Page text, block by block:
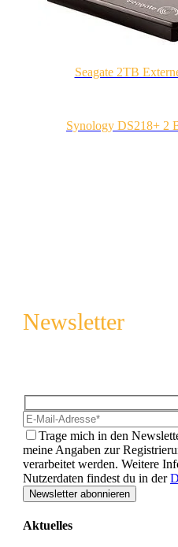
Seagate 2TB
Synology DS218+ 2
Newsletter
Hidden
fields
Trage mich in den
meine Angaben zur
verarbeitet werden. Weitere
Nutzerdaten findest du in der
Aktuelles